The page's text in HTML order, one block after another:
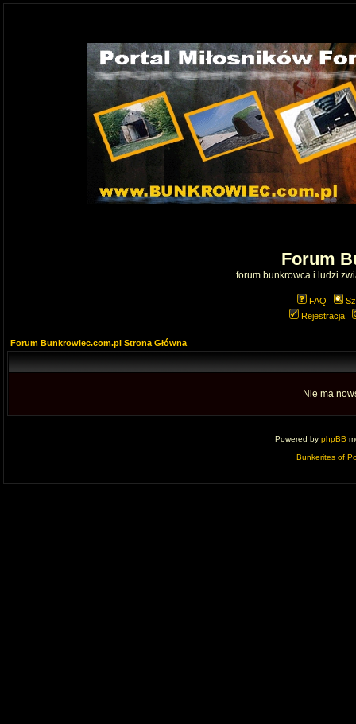
Forum
forum bunkrowca i ludzi
FAQ
Rejestracja
Forum Bunkrowiec.com.pl Strona Główna
Nie ma
Powered by phpBB
Bunkerites of